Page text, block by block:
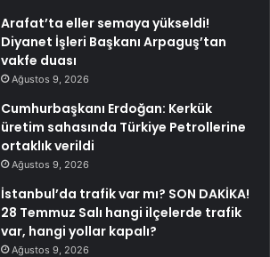
Arafat’ta eller semaya yükseldi!
Diyanet İşleri Başkanı Arpaguş’tan
vakfe duası
Ağustos 9, 2026
Cumhurbaşkanı Erdoğan: Kerkük
üretim sahasında Türkiye Petrollerine
ortaklık verildi
Ağustos 9, 2026
İstanbul’da trafik var mı? SON DAKİKA!
28 Temmuz Salı hangi ilçelerde trafik
var, hangi yollar kapalı?
Ağustos 9, 2026